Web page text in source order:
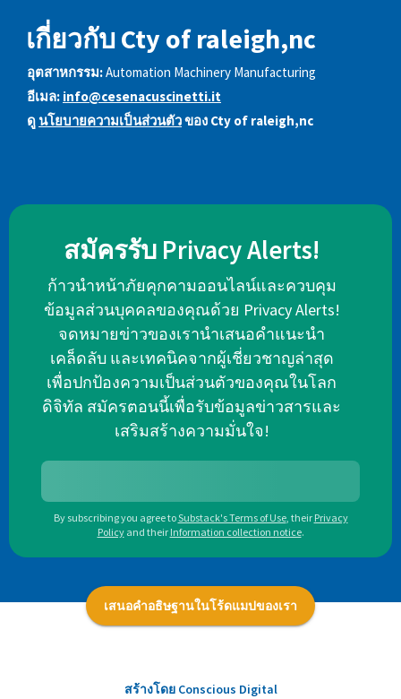
เกี่ยวกับ Cty of raleigh,nc
อุตสาหกรรม:Automation Machinery Manufacturing
อีเมล: info@cesenacuscinetti.it
ดูนโยบายความเป็นส่วนตัวของ Cty of raleigh,nc
สมัครรับ Privacy Alerts!
ก้าวนำหน้าภัยคุกคามออนไลน์และควบคุม
ข้อมูลส่วนบุคคลของคุณด้วย Privacy Alerts!
จดหมายข่าวของเรานำเสนอคำแนะนำ
เคล็ดลับ และเทคนิคจากผู้เชี่ยวชาญล่าสุด
เพื่อปกป้องความเป็นส่วนตัวของคุณในโลก
ดิจิทัล สมัครตอนนี้เพื่อรับข้อมูลข่าวสารและ
เสริมสร้างความมั่นใจ!
By subscribing you agree toSubstack's Terms of Use, their Privacy
Policy and their Information collection notice.
เสนอคำอธิษฐานในโร้ดแมปของเรา
สร้างโดย Conscious Digital